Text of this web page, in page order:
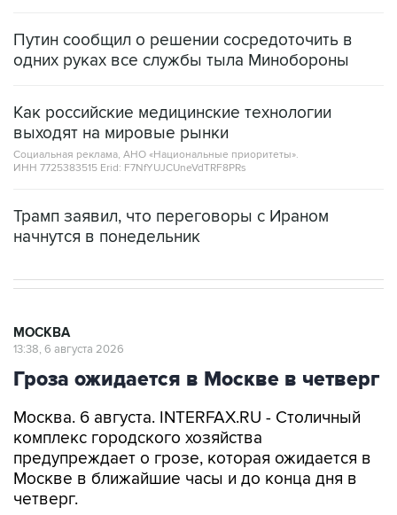
Путин сообщил о решении сосредоточить в
одних руках все службы тыла Минобороны
Как российские медицинские технологии
выходят на мировые рынки
Социальная реклама, АНО «Национальные приоритеты».
ИНН 7725383515 Erid: F7NfYUJCUneVdTRF8PRs
Трамп заявил, что переговоры с Ираном
начнутся в понедельник
МОСКВА
13:38, 6 августа 2026
Гроза ожидается в Москве в четверг
Москва. 6 августа. INTERFAX.RU - Столичный
комплекс городского хозяйства
предупреждает о грозе, которая ожидается в
Москве в ближайшие часы и до конца дня в
четверг.